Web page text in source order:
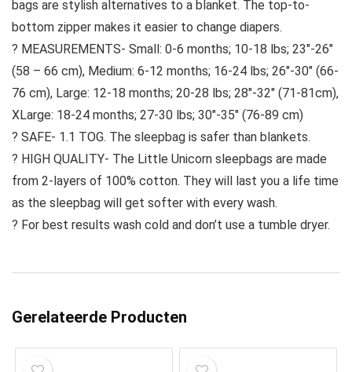
bags are stylish alternatives to a blanket. The top-to-
bottom zipper makes it easier to change diapers.
? MEASUREMENTS- Small: 0-6 months; 10-18 lbs; 23″-26″
(58 – 66 cm), Medium: 6-12 months; 16-24 lbs; 26″-30″ (66-
76 cm), Large: 12-18 months; 20-28 lbs; 28″-32″ (71-81cm),
XLarge: 18-24 months; 27-30 lbs; 30″-35″ (76-89 cm)
? SAFE- 1.1 TOG. The sleepbag is safer than blankets.
? HIGH QUALITY- The Little Unicorn sleepbags are made
from 2-layers of 100% cotton. They will last you a life time
as the sleepbag will get softer with every wash.
? For best results wash cold and don’t use a tumble dryer.
Gerelateerde Producten